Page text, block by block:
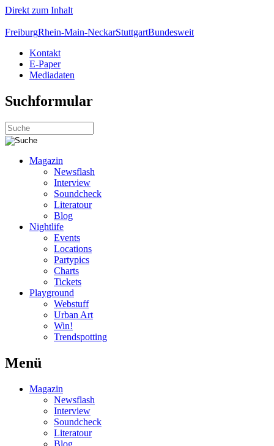
Direkt zum Inhalt
FreiburgRhein-Main-NeckarStuttgartBundesweit
Kontakt
E-Paper
Mediadaten
Suchformular
Magazin
Newsflash
Interview
Soundcheck
Literatour
Blog
Nightlife
Events
Locations
Partypics
Charts
Tickets
Playground
Webstuff
Urban Art
Win!
Trendspotting
Menü
Magazin
Newsflash
Interview
Soundcheck
Literatour
Blog